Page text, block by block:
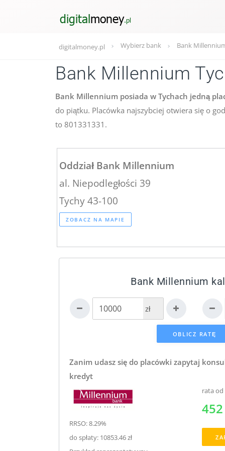
digitalmoney.pl Wybierz bank Bank
Bank Millennium
Bank Millennium posiada w Tychach jedną
do piątku. Placówka najszybciej otwiera się o
to 801331331.
Oddział Bank Millennium
al. Niepodległości 39
Tychy 43-100
ZOBACZ NA MAPIE
Bank Millennium
zł
Zanim udasz się do placówki zapytaj
kredyt
RRSO: 8.29%
do spłaty: 10853.46 zł
rata od
452